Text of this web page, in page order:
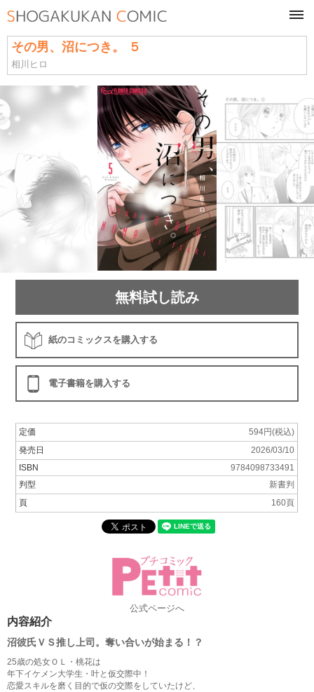
その男、沼につき。 ５
相川ヒロ
無料試し読み
紙のコミックスを購入する
電子書籍を購入する
定価
594円(税込)
発売日
2026/03/10
ISBN
9784098733491
判型
新書判
頁
160頁
公式ページへ
内容紹介
沼彼氏ＶＳ推し上司。奪い合いが始まる！？
25歳の処女ＯＬ・桃花は
年下イケメン大学生・叶と仮交際中！
恋愛スキルを磨く目的で仮の交際をしていたけど、